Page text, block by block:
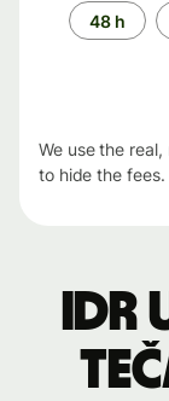
Time
period
48 h
We use the
to hide the fees.